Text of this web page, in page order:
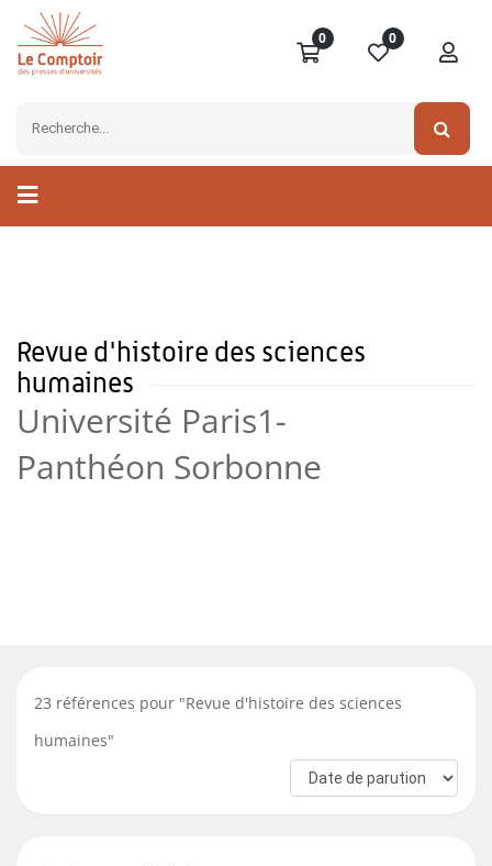
0 0
Revue d'histoire des sciences
humaines
Université Paris1-
Panthéon Sorbonne
23 références pour "Revue d'histoire des sciences
humaines"